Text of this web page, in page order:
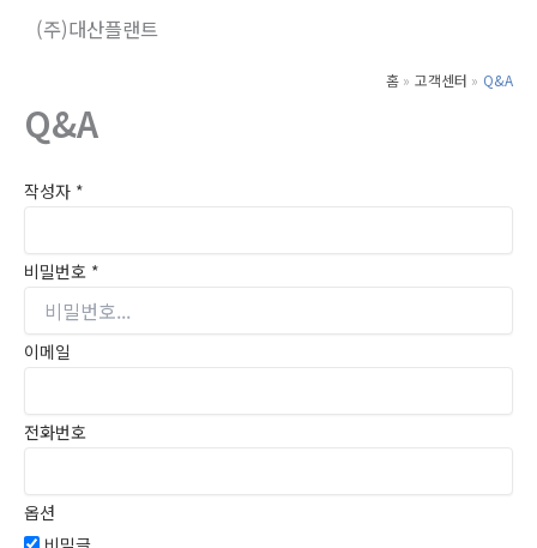
(주)대산플랜트
홈 고객센터 Q&A
Q&A
작성자 *
비밀번호 *
이메일
전화번호
옵션